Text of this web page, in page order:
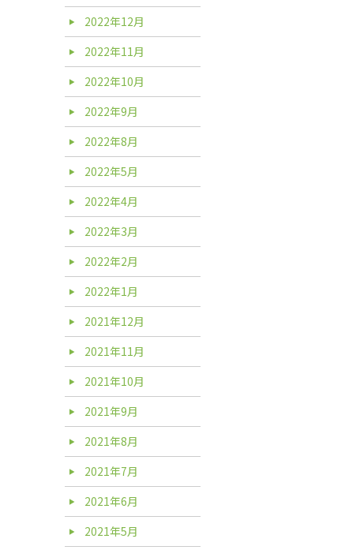
2022年12月
2022年11月
2022年10月
2022年9月
2022年8月
2022年5月
2022年4月
2022年3月
2022年2月
2022年1月
2021年12月
2021年11月
2021年10月
2021年9月
2021年8月
2021年7月
2021年6月
2021年5月